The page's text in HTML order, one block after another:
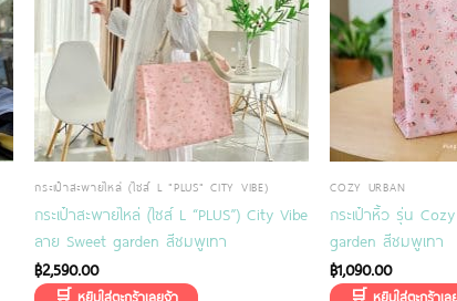
กระเป๋าสะพายไหล่ (ไซส์ L "PLUS" CITY VIBE)
กระเป๋าสะพายไหล่ (ไซส์ L “PLUS”) City Vibe
ลาย Sweet garden สีชมพูเทา
฿2,590.00
COZY URBAN
กระเป๋าหิ้ว รุ่น
garden สีชมพูเทา
฿1,090.00